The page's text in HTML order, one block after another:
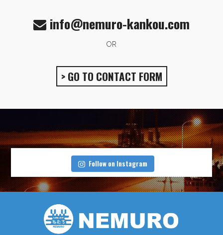
info@nemuro-kankou.com
OR
> GO TO CONTACT FORM
Follow on Instagram